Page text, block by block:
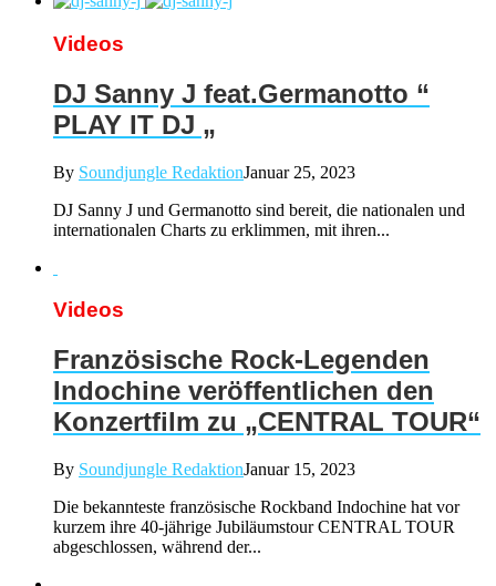
Videos
DJ Sanny J feat.Germanotto “
PLAY IT DJ „
By Soundjungle RedaktionJanuar 25, 2023
DJ Sanny J und Germanotto sind bereit, die nationalen und
internationalen Charts zu erklimmen, mit ihren...
Videos
Französische Rock-Legenden
Indochine veröffentlichen den
Konzertfilm zu „CENTRAL TOUR“
By Soundjungle RedaktionJanuar 15, 2023
Die bekannteste französische Rockband Indochine hat vor
kurzem ihre 40-jährige Jubiläumstour CENTRAL TOUR
abgeschlossen, während der...